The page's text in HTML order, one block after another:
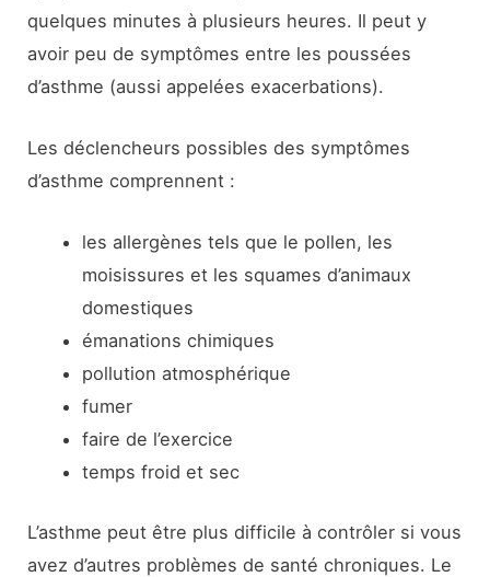
quelques minutes à plusieurs heures. Il peut y
avoir peu de symptômes entre les poussées
d’asthme (aussi appelées exacerbations).
Les déclencheurs possibles des symptômes
d’asthme comprennent :
les allergènes tels que le pollen, les
moisissures et les squames d’animaux
domestiques
émanations chimiques
pollution atmosphérique
fumer
faire de l’exercice
temps froid et sec
L’asthme peut être plus difficile à contrôler si vous
avez d’autres problèmes de santé chroniques. Le